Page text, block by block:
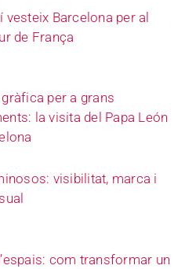
vesteix Barcelona per al
de França
per a grans
la visita del Papa León
visibilitat, marca i
com transformar un